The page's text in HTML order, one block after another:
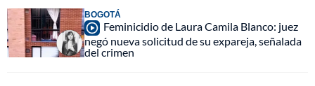
BOGOTÁ
Feminicidio de Laura Camila Blanco: juez
negó nueva solicitud de su expareja, señalada
del crimen